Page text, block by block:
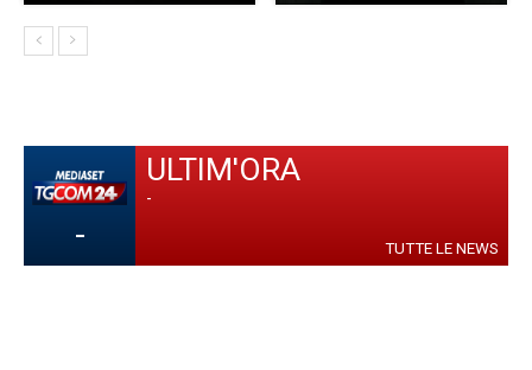
-
ULTIM'ORA
-
TUTTE LE NEWS